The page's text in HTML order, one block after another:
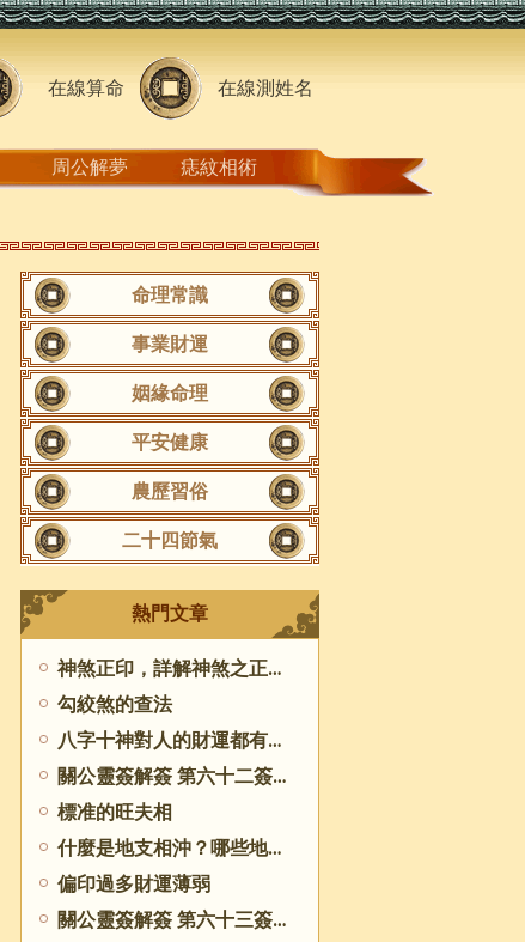
在線算命 在線測姓名
周公解夢 痣紋相術
命理常識
事業財運
姻緣命理
平安健康
農歷習俗
二十四節氣
熱門文章
神煞正印，詳解神煞之正印的具體內容
勾絞煞的查法
八字十神對人的財運都有哪些影響
關公靈簽解簽 第六十二簽 庚乙 中吉
標准的旺夫相
什麼是地支相沖？哪些地支相沖
偏印過多財運薄弱
關公靈簽解簽 第六十三簽 庚丙 中吉